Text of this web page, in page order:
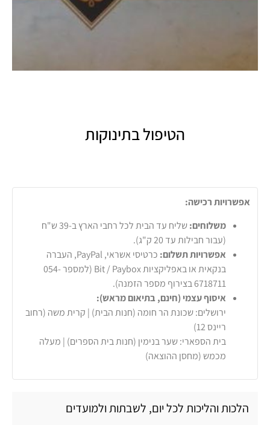
הטיפול בתינוקות
אפשרויות רכישה:
משלוחים:
שליח עד הבית לכל רחבי הארץ ב-39 ש"ח
(עבור חבילות עד 20 ק"ג).
אפשרויות תשלום:
כרטיסי אשראי, PayPal, העברה
בנקאית או באפליקציות Bit / Paybox (למספר 054-
6718711 בצירוף מספר הזמנה).
איסוף עצמי (חינם, בתיאום מראש):
ירושלים: שכונת הר חומה (חנות הבית) | קרית משה (רחוב
ריינס 12)
בית הספארי: שער בנימין (חנות בית הספרים) | מעלה
מכמש (מחסן ההוצאה)
הלכות והליכות לכל יום, לשבתות ולמועדים